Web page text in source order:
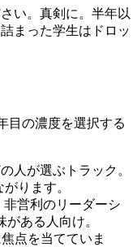
い。真剣に。半年以
まった学生はドロッ
目の濃度を選択する
人が選ぶトラック。
ります。
非営利のリーダーシ
ある人向け。
点を当てていま